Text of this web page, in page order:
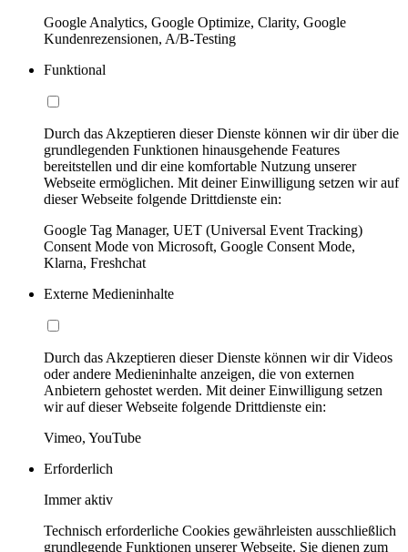
Google Analytics, Google Optimize, Clarity, Google
Kundenrezensionen, A/B-Testing
Funktional
Durch das Akzeptieren dieser Dienste können wir dir über die
grundlegenden Funktionen hinausgehende Features
bereitstellen und dir eine komfortable Nutzung unserer
Webseite ermöglichen. Mit deiner Einwilligung setzen wir auf
dieser Webseite folgende Drittdienste ein:
Google Tag Manager, UET (Universal Event Tracking)
Consent Mode von Microsoft, Google Consent Mode,
Klarna, Freshchat
Externe Medieninhalte
Durch das Akzeptieren dieser Dienste können wir dir Videos
oder andere Medieninhalte anzeigen, die von externen
Anbietern gehostet werden. Mit deiner Einwilligung setzen
wir auf dieser Webseite folgende Drittdienste ein:
Vimeo, YouTube
Erforderlich
Immer aktiv
Technisch erforderliche Cookies gewährleisten ausschließlich
grundlegende Funktionen unserer Webseite. Sie dienen zum